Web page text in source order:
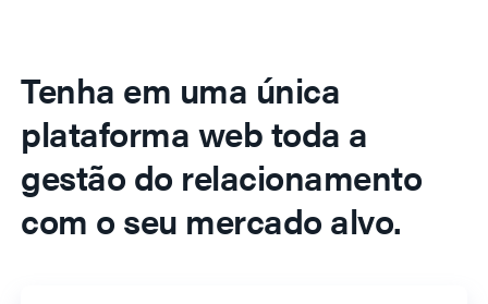
Tenha em uma única
plataforma web toda a
gestão do relacionamento
com o seu mercado alvo.